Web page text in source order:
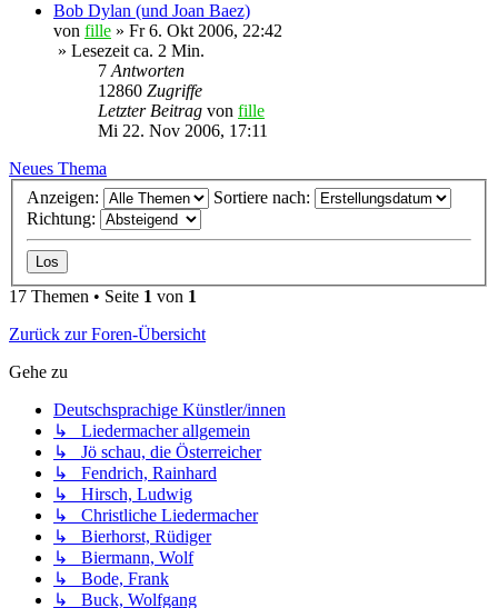
Bob Dylan (und Joan Baez)
von fille » Fr 6. Okt 2006, 22:42
» Lesezeit ca. 2 Min.
7Antworten
12860 Zugriffe
Letzter Beitrag von fille
Mi 22. Nov 2006, 17:11
Neues Thema
Anzeigen:
Sortiere nach:
Richtung:
17 Themen • Seite 1 von 1
Zurück zur Foren-Übersicht
Gehe zu
Deutschsprachige Künstler/innen
↳ Liedermacher allgemein
↳ Jö schau, die Österreicher
↳ Fendrich, Rainhard
↳ Hirsch, Ludwig
↳ Christliche Liedermacher
↳ Bierhorst, Rüdiger
↳ Biermann, Wolf
↳ Bode, Frank
↳ Buck, Wolfgang